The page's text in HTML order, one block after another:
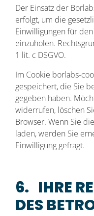
Der Einsatz der
erfolgt, um die
Einwilligungen für
einzuholen.
1 lit. c DSGVO.
Im Cookie borlabs-
gespeichert, die Sie
gegeben haben.
widerrufen, löschen
Browser. Wenn Sie
laden, werden Sie
Einwilligung gefragt.
6. IHRE
DES